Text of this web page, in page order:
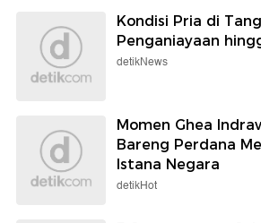
Kondisi Pria di
Penganiayaan
detikNews
Momen Ghea
Bareng Perdana
Istana Negara
detikHot